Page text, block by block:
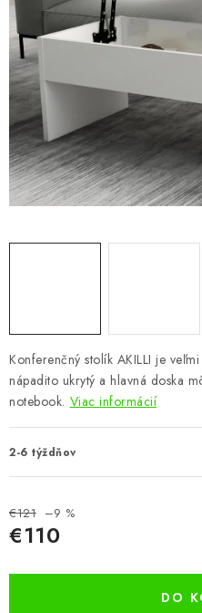
PREDSIENE
PRACOVŇA / KANCELÁRIA
KÚPEĽŇA
DETSKÉ A ŠTUDENTSKÉ
Kontakty Podmienky ochrany
Reklamácie a odstúpenie od
Obchodné podmienky 2024
Konferenčný stolík AKILLI je
nápadito ukrytý a hlavná doska
notebook. Viac informácií
2-6 týždňov
€121 –9 %
€110
DO